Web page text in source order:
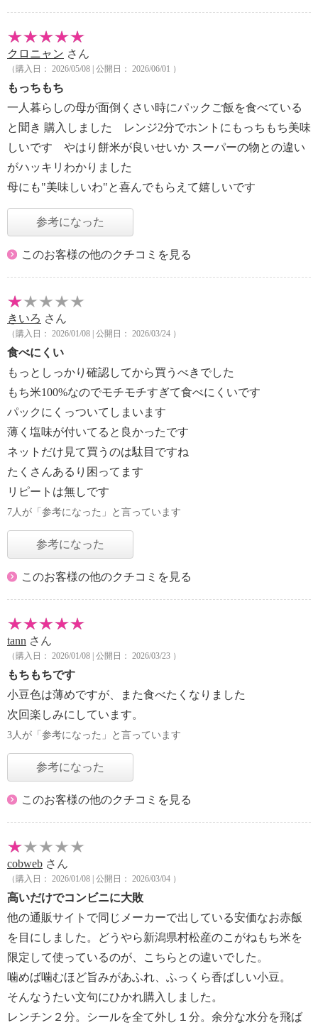
クロニャン さん
（購入日： 2026/05/08 | 公開日： 2026/06/01 ）
もっちもち
一人暮らしの母が面倒くさい時にパックご飯を食べている
と聞き 購入しました レンジ2分でホントにもっちもち美味
しいです やはり餅米が良いせいか スーパーの物との違い
がハッキリわかりました
母にも"美味しいわ"と喜んでもらえて嬉しいです
参考になった
このお客様の他のクチコミを見る
きいろ さん
（購入日： 2026/01/08 | 公開日： 2026/03/24 ）
食べにくい
もっとしっかり確認してから買うべきでした
もち米100%なのでモチモチすぎて食べにくいです
パックにくっついてしまいます
薄く塩味が付いてると良かったです
ネットだけ見て買うのは駄目ですね
たくさんあるり困ってます
リピートは無しです
7人が「参考になった」と言っています
参考になった
このお客様の他のクチコミを見る
tann さん
（購入日： 2026/01/08 | 公開日： 2026/03/23 ）
もちもちです
小豆色は薄めですが、また食べたくなりました
次回楽しみにしています。
3人が「参考になった」と言っています
参考になった
このお客様の他のクチコミを見る
cobweb さん
（購入日： 2026/01/08 | 公開日： 2026/03/04 ）
高いだけでコンビニに大敗
他の通販サイトで同じメーカーで出している安価なお赤飯
を目にしました。どうやら新潟県村松産のこがねもち米を
限定して使っているのが、こちらとの違いでした。
噛めば噛むほど旨みがあふれ、ふっくら香ばしい小豆。
そんなうたい文句にひかれ購入しました。
レンチン２分。シールを全て外し１分。余分な水分を飛ば